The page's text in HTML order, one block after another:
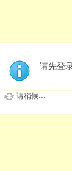
请先登
请稍候...